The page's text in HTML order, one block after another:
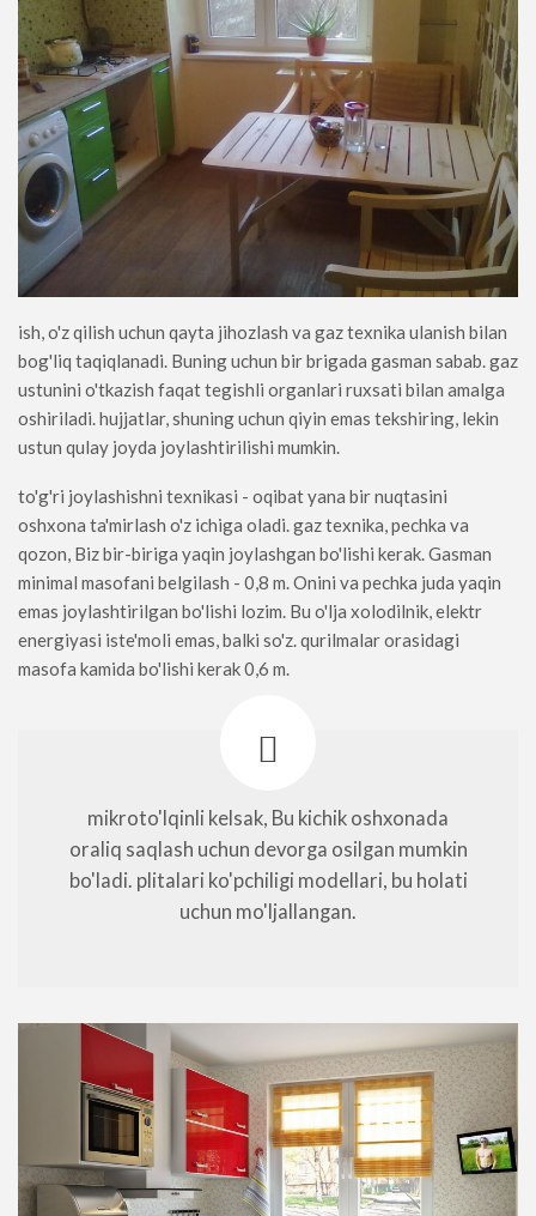
ish, o'z qilish uchun qayta jihozlash va gaz texnika ulanish bilan
bog'liq taqiqlanadi. Buning uchun bir brigada gasman sabab. gaz
ustunini o'tkazish faqat tegishli organlari ruxsati bilan amalga
oshiriladi. hujjatlar, shuning uchun qiyin emas tekshiring, lekin
ustun qulay joyda joylashtirilishi mumkin.
to'g'ri joylashishni texnikasi - oqibat yana bir nuqtasini
oshxona ta'mirlash o'z ichiga oladi. gaz texnika, pechka va
qozon, Biz bir-biriga yaqin joylashgan bo'lishi kerak. Gasman
minimal masofani belgilash - 0,8 m. Onini va pechka juda yaqin
emas joylashtirilgan bo'lishi lozim. Bu o'lja xolodilnik, elektr
energiyasi iste'moli emas, balki so'z. qurilmalar orasidagi
masofa kamida bo'lishi kerak 0,6 m.
mikroto'lqinli kelsak, Bu kichik oshxonada
oraliq saqlash uchun devorga osilgan mumkin
bo'ladi. plitalari ko'pchiligi modellari, bu holati
uchun mo'ljallangan.